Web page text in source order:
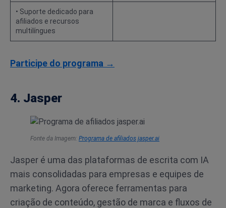
• Suporte dedicado para
afiliados e recursos
multilíngues
Participe do programa →
4. Jasper
Fonte da Imagem: Programa de afiliados jasper.ai
Jasper é uma das plataformas de escrita com IA
mais consolidadas para empresas e equipes de
marketing. Agora oferece ferramentas para
criação de conteúdo, gestão de marca e fluxos de